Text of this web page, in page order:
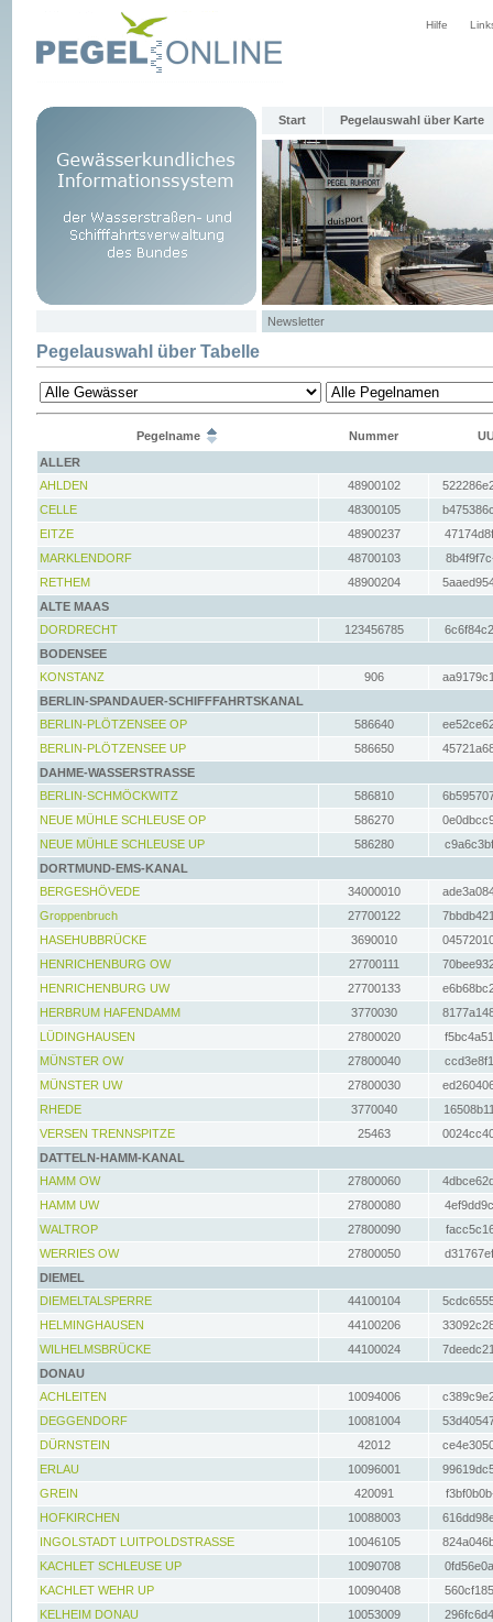
Hilfe
Start Pegelauswahl über Karte
Newsletter
Pegelauswahl über Tabelle
Pegelname Nummer
ALLER
AHLDEN
48900102
CELLE
48300105
EITZE
48900237
MARKLENDORF
48700103
RETHEM
48900204
ALTE MAAS
DORDRECHT
123456785
BODENSEE
KONSTANZ
906
BERLIN-SPANDAUER-SCHIFFFAHRTSKANAL
BERLIN-PLÖTZENSEE OP
586640
BERLIN-PLÖTZENSEE UP
586650
DAHME-WASSERSTRASSE
BERLIN-SCHMÖCKWITZ
586810
NEUE MÜHLE SCHLEUSE OP
586270
NEUE MÜHLE SCHLEUSE UP
586280
DORTMUND-EMS-KANAL
BERGESHÖVEDE
34000010
Groppenbruch
27700122
HASEHUBBRÜCKE
3690010
HENRICHENBURG OW
27700111
HENRICHENBURG UW
27700133
HERBRUM HAFENDAMM
3770030
LÜDINGHAUSEN
27800020
MÜNSTER OW
27800040
MÜNSTER UW
27800030
RHEDE
3770040
VERSEN TRENNSPITZE
25463
DATTELN-HAMM-KANAL
HAMM OW
27800060
HAMM UW
27800080
WALTROP
27800090
WERRIES OW
27800050
DIEMEL
DIEMELTALSPERRE
44100104
HELMINGHAUSEN
44100206
WILHELMSBRÜCKE
44100024
DONAU
ACHLEITEN
10094006
DEGGENDORF
10081004
DÜRNSTEIN
42012
ERLAU
10096001
GREIN
420091
HOFKIRCHEN
10088003
INGOLSTADT LUITPOLDSTRASSE
10046105
KACHLET SCHLEUSE UP
10090708
KACHLET WEHR UP
10090408
KELHEIM DONAU
10053009